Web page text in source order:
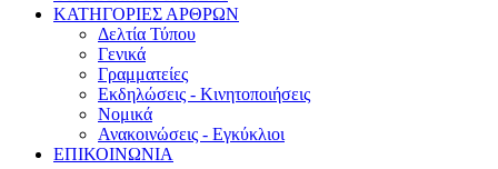
ΚΑΤΗΓΟΡΙΕΣ ΑΡΘΡΩΝ
Δελτία Τύπου
Γενικά
Γραμματείες
Εκδηλώσεις - Κινητοποιήσεις
Νομικά
Ανακοινώσεις - Εγκύκλιοι
ΕΠΙΚΟΙΝΩΝΙΑ